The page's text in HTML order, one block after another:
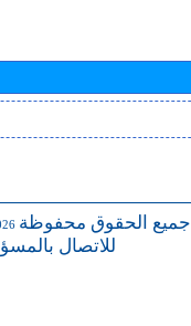
جميع الحقوق محفوظة
للاتصال